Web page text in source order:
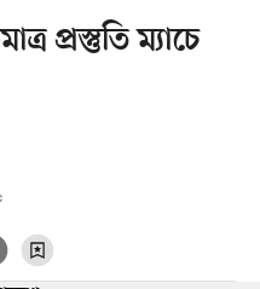
প্রস্তুতি ম্যাচে